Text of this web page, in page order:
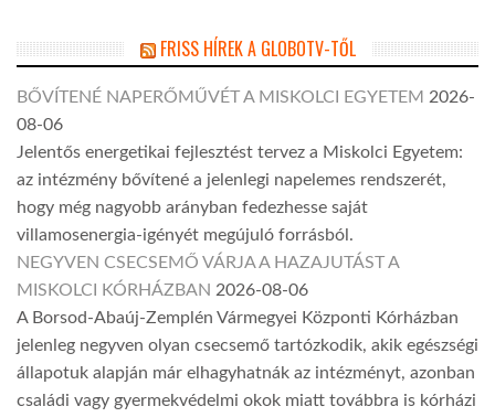
FRISS HÍREK A GLOBOTV-TŐL
BŐVÍTENÉ NAPERŐMŰVÉT A MISKOLCI EGYETEM 2026-
08-06
Jelentős energetikai fejlesztést tervez a Miskolci Egyetem:
az intézmény bővítené a jelenlegi napelemes rendszerét,
hogy még nagyobb arányban fedezhesse saját
villamosenergia-igényét megújuló forrásból.
NEGYVEN CSECSEMŐ VÁRJA A HAZAJUTÁST A
MISKOLCI KÓRHÁZBAN 2026-08-06
A Borsod-Abaúj-Zemplén Vármegyei Központi Kórházban
jelenleg negyven olyan csecsemő tartózkodik, akik egészségi
állapotuk alapján már elhagyhatnák az intézményt, azonban
családi vagy gyermekvédelmi okok miatt továbbra is kórházi